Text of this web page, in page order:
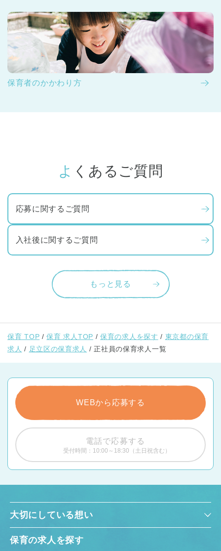
保育者のかかわり方
よくあるご質問
応募に関するご質問
入社後に関するご質問
もっと見る
保育 TOP 保育 求人TOP 保育の求人を探す
東京都の保育
求人
足立区の保育求人 正社員の保育求人一覧
WEBから応募する
電話で応募する
受付時間：10:00～18:30（土日祝含む）
大切にしている想い
保育の求人を探す